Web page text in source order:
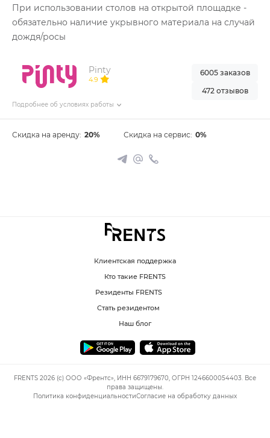
При использовании столов на открытой площадке -
обязательно наличие укрывного материала на случай
дождя/росы
Pinty
4.9
Подробнее об условиях работы
6005 заказов
472 отзывов
Скидка на аренду: 20% Скидка на сервис: 0%
Клиентская поддержка
Кто такие FRENTS
Резиденты FRENTS
Стать резидентом
Наш блог
FRENTS 2026 (c) ООО «Френтс», ИНН 6679179670, ОГРН 1246600054403. Все
права защищены.
Политика конфиденциальностиСогласие на обработку данных